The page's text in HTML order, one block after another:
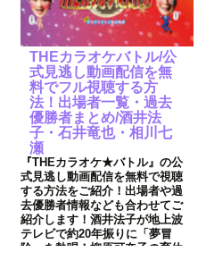
THEカラオケバトル/公
式見逃し動画配信を無
料でフル視聴する方
法！出場者一覧・過去
優勝者まとめ/酒井法
子・石井竜也・相川七
瀬
『THEカラオケ★バトル』の公
式見逃し動画配信を無料で視聴
する方法をご紹介！出場者や過
去優勝者情報なども合わせてご
紹介します！酒井法子が地上波
テレビで約20年振りに「夢冒
険」を熱唱！柳原可奈子の育休